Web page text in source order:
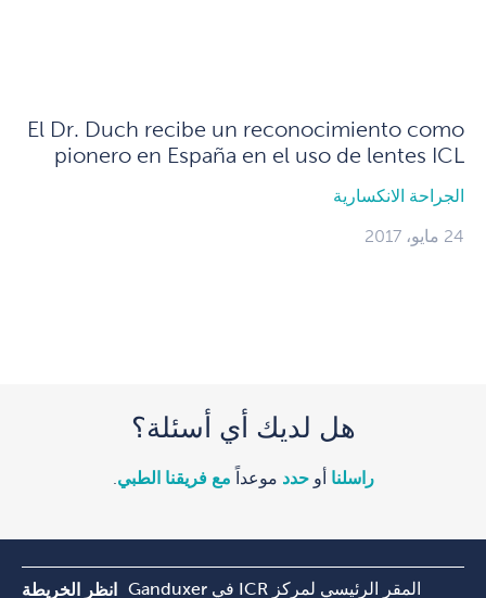
El Dr. Duch recibe un reconocimiento como
pionero en España en el uso de lentes ICL
الجراحة الانكسارية
24 مايو، 2017
هل لديك أي أسئلة؟
راسلنا أوحدد موعداً مع فريقنا الطبي
المقر الرئيسي لمركز ICR في Ganduxer انظر الخريطة